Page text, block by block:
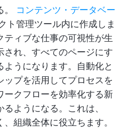
。 コンテンツ・データベー
ト管理ツール内に作成しま
ティブな仕事の可視性が生
され、すべてのページにす
ようになります。自動化と
ップを活用してプロセスを
ークフローを効率化する新
ようになる。これは、
組織全体に役立ちます。